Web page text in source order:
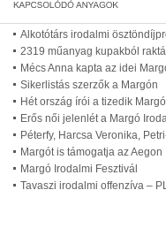
Alkotótárs irodalmi
2319 műanyag kupakból
Mécs Anna kapta az idei
Sikerlistás szerzők a Margón
Hét ország írói a tizedik
Erős női jelenlét a Margó
Péterfy, Harcsa Veronika,
Margót is támogatja az Aegon
Margó Irodalmi Fesztivál
Tavaszi irodalmi offenzíva –